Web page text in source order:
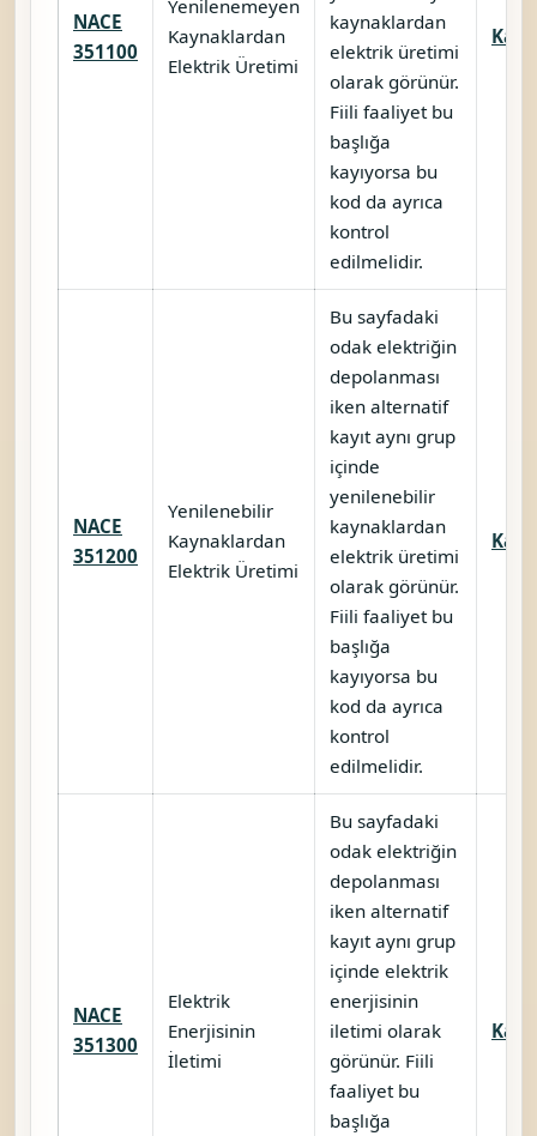
NACE
351100
Yenilenemeyen
Kaynaklardan
Elektrik Üretimi
kaynaklardan
elektrik üretimi
olarak görünür.
Fiili faaliyet bu
başlığa
kayıyorsa bu
kod da ayrıca
kontrol
edilmelidir.
NACE
351200
Yenilenebilir
Kaynaklardan
Elektrik Üretimi
Bu sayfadaki
odak elektriğin
depolanması
iken alternatif
kayıt aynı grup
içinde
yenilenebilir
kaynaklardan
elektrik üretimi
olarak görünür.
Fiili faaliyet bu
başlığa
kayıyorsa bu
kod da ayrıca
kontrol
edilmelidir.
NACE
351300
Elektrik
Enerjisinin
İletimi
Bu sayfadaki
odak elektriğin
depolanması
iken alternatif
kayıt aynı grup
içinde elektrik
enerjisinin
iletimi olarak
görünür. Fiili
faaliyet bu
başlığa